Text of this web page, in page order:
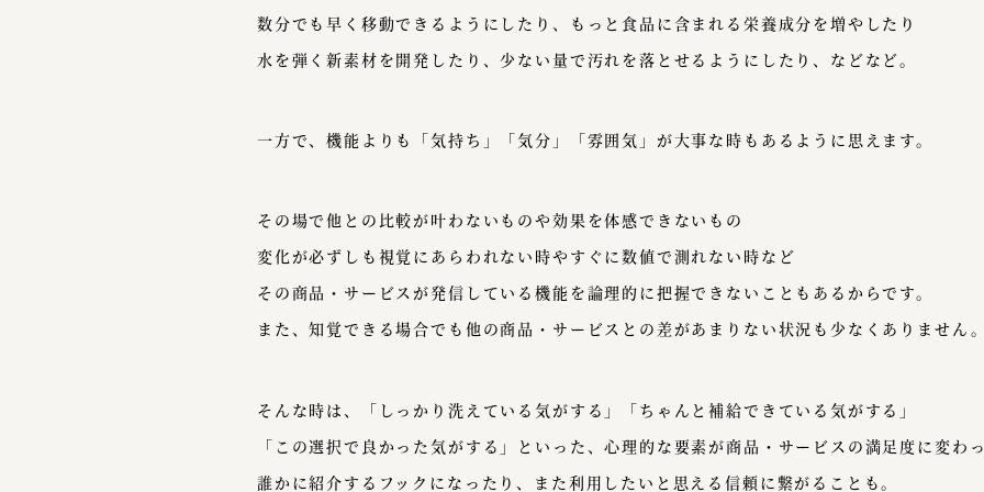
数分でも早く移動できるようにしたり、もっと食品に含まれる栄養成分を増やしたり
水を弾く新素材を開発したり、少ない量で汚れを落とせるようにしたり、などなど。
一方で、機能よりも「気持ち」「気分」「雰囲気」が大事な時もあるように思えます。
その場で他との比較が叶わないものや効果を体感できないもの
変化が必ずしも視覚にあらわれない時やすぐに数値で測れない時など
その商品・サービスが発信している機能を論理的に把握できないこともあるからです。
また、知覚できる場合でも他の商品・サービスとの差があまりない状況も少なくありません。
そんな時は、「しっかり洗えている気がする」「ちゃんと補給できている気がする」
「この選択で良かった気がする」といった、心理的な要素が商品・サービスの満足度に変わ
誰かに紹介するフックになったり、また利用したいと思える信頼に繋がることも。